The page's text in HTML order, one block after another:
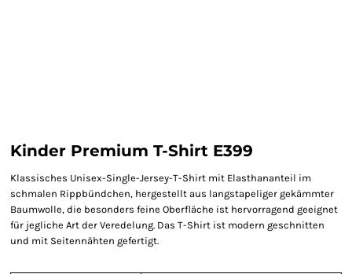
Kinder Premium T-Shirt E399
Klassisches Unisex-Single-Jersey-T-Shirt mit Elasthananteil im
schmalen Rippbündchen, hergestellt aus langstapeliger gekämmter
Baumwolle, die besonders feine Oberfläche ist hervorragend geeignet
für jegliche Art der Veredelung. Das T-Shirt ist modern geschnitten
und mit Seitennähten gefertigt.